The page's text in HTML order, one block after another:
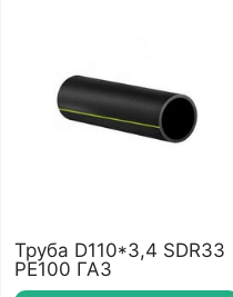
Труба D110*3,4 SDR33
PE100 ГАЗ